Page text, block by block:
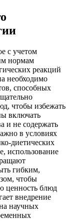
с учетом
нормам
реакций
необходимо
способных
чтобы избежать
включать
и не содержать
в условиях
диетических
использование
гибким,
чтобы
ценность блюд
внедрение
научных